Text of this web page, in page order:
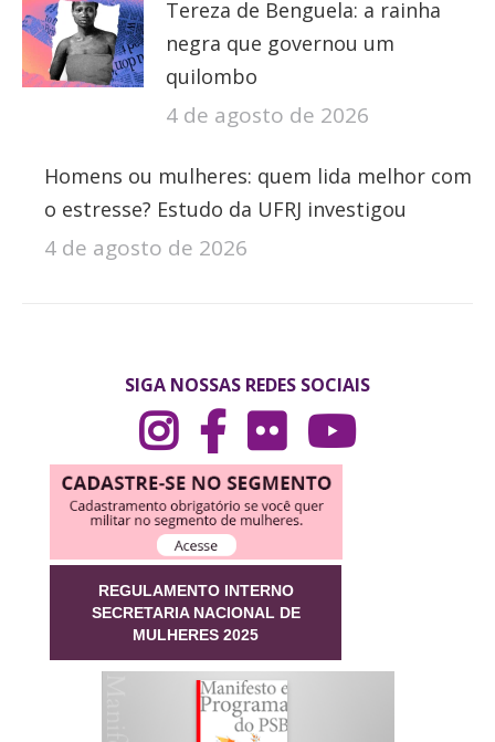
Tereza de Benguela: a rainha
negra que governou um
quilombo
4 de agosto de 2026
Homens ou mulheres: quem lida melhor com
o estresse? Estudo da UFRJ investigou
4 de agosto de 2026
SIGA NOSSAS REDES SOCIAIS
REGULAMENTO INTERNO
SECRETARIA NACIONAL DE
MULHERES 2025